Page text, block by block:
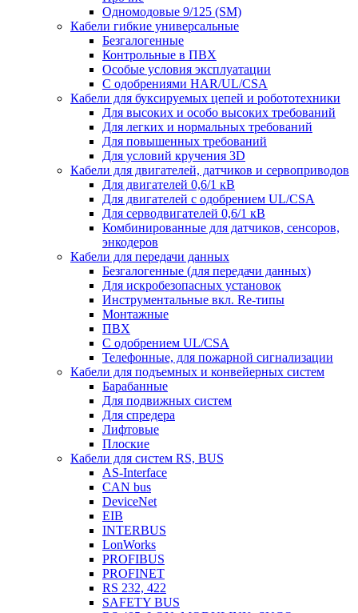
Одномодовые 9/125 (SM)
Кабели гибкие универсальные
Безгалогенные
Контрольные в ПВХ
Особые условия эксплуатации
С одобрениями HAR/UL/CSA
Кабели для буксируемых цепей и робототехники
Для высоких и особо высоких требований
Для легких и нормальных требований
Для повышенных требований
Для условий кручения 3D
Кабели для двигателей, датчиков и сервоприводов
Для двигателей 0,6/1 кВ
Для двигателей с одобрением UL/CSA
Для серводвигателей 0,6/1 кВ
Комбинированные для датчиков, cенсоров,
энкодеров
Кабели для передачи данных
Безгалогенные (для передачи данных)
Для искробезопасных установок
Инструментальные вкл. Re-типы
Монтажные
ПВХ
С одобрением UL/CSA
Телефонные, для пожарной сигнализации
Кабели для подъемных и конвейерных систем
Барабанные
Для подвижных систем
Для спредера
Лифтовые
Плоские
Кабели для систем RS, BUS
AS-Interface
CAN bus
DeviceNet
EIB
INTERBUS
LonWorks
PROFIBUS
PROFINET
RS 232, 422
SAFETY BUS